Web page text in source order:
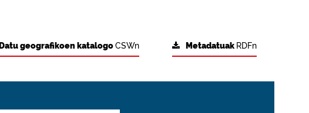
Metadatuak RDFn
Datu geografikoen katalogoCSWn